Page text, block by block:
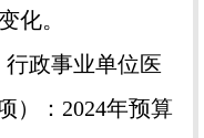
化。
政事业单位医
）：2024年预算